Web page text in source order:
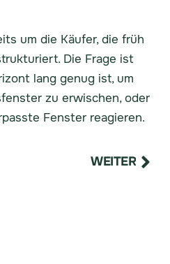
um die Käufer, die früh
Die Frage ist
lang genug ist, um
zu erwischen, oder
Fenster reagieren.
WEITER